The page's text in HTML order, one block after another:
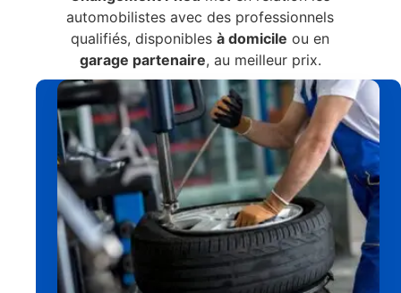
automobilistes avec des professionnels
qualifiés, disponiblesà domicile ou en
garage partenaire, au meilleur prix.